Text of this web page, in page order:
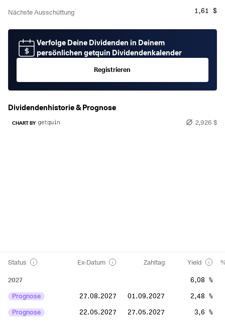
Nächste Ausschüttung 1,61 $
Verfolge Deine Dividenden in Deinem
persönlichen getquin Dividendenkalender
Registrieren
Dividendenhistorie & Prognose
2,926 $
CHART BY
Status Ex-Datum Zahltag Yield
2027
6,08 %
Prognose
27.08.2027 01.09.2027
2,48 %
Prognose
22.05.2027 27.05.2027 3,6 %